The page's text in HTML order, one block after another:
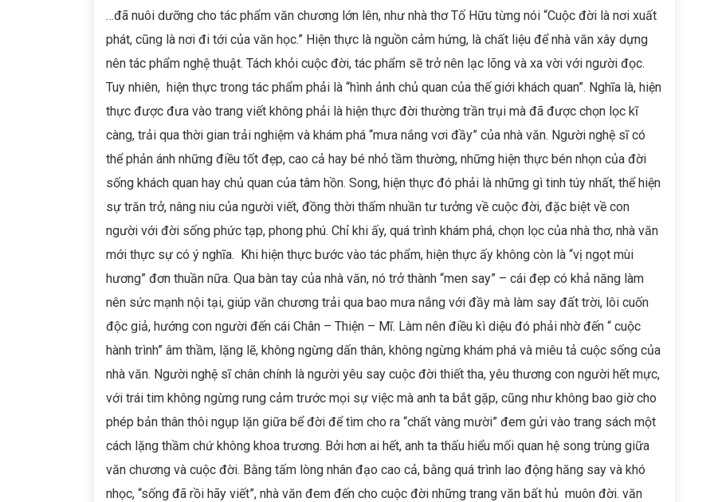
…đã nuôi dưỡng cho tác phẩm văn chương lớn lên, như nhà thơ Tố Hữu từng nói “Cuộc đời là nơi xuất
phát, cũng là nơi đi tới của văn học.” Hiện thực là nguồn cảm hứng, là chất liệu để nhà văn xây dựng
nên tác phẩm nghệ thuật. Tách khỏi cuộc đời, tác phẩm sẽ trở nên lạc lõng và xa vời với người đọc.
Tuy nhiên, hiện thực trong tác phẩm phải là “hình ảnh chủ quan của thế giới khách quan”. Nghĩa là, hiện
thực được đưa vào trang viết không phải là hiện thực đời thường trần trụi mà đã được chọn lọc kĩ
càng, trải qua thời gian trải nghiệm và khám phá “mưa nắng vơi đầy” của nhà văn. Người nghệ sĩ có
thể phản ánh những điều tốt đẹp, cao cả hay bé nhỏ tầm thường, những hiện thực bén nhọn của đời
sống khách quan hay chủ quan của tâm hồn. Song, hiện thực đó phải là những gì tinh túy nhất, thể hiện
sự trăn trở, nâng niu của người viết, đồng thời thấm nhuần tư tưởng về cuộc đời, đặc biệt về con
người với đời sống phức tạp, phong phú. Chỉ khi ấy, quá trình khám phá, chọn lọc của nhà thơ, nhà văn
mới thực sự có ý nghĩa. Khi hiện thực bước vào tác phẩm, hiện thực ấy không còn là “vị ngọt mùi
hương” đơn thuần nữa. Qua bàn tay của nhà văn, nó trở thành “men say” – cái đẹp có khả năng làm
nên sức mạnh nội tại, giúp văn chương trải qua bao mưa nắng với đầy mà làm say đất trời, lôi cuốn
độc giả, hướng con người đến cái Chân – Thiện – Mĩ. Làm nên điều kì diệu đó phải nhờ đến “ cuộc
hành trình” âm thầm, lặng lẽ, không ngừng dấn thân, không ngừng khám phá và miêu tả cuộc sống của
nhà văn. Người nghệ sĩ chân chính là người yêu say cuộc đời thiết tha, yêu thương con người hết mực,
với trái tim không ngừng rung cảm trước mọi sự việc mà anh ta bắt gặp, cũng như không bao giờ cho
phép bản thân thôi ngụp lặn giữa bể đời để tìm cho ra “chất vàng mười” đem gửi vào trang sách một
cách lặng thầm chứ không khoa trương. Bởi hơn ai hết, anh ta thấu hiểu mối quan hệ song trùng giữa
văn chương và cuộc đời. Bằng tấm lòng nhân đạo cao cả, bằng quá trình lao động hăng say và khó
nhọc, “sống đã rồi hãy viết”, nhà văn đem đến cho cuộc đời những trang văn bất hủ muôn đời. văn